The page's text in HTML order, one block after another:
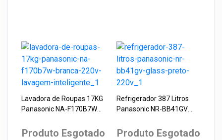
Lavadora de Roupas 17KG
Panasonic NA-F170B7W
Inteligente
Produto Esgotado
Refrigerador 387 Litros
Panasonic NR-BB41GV
Produto Esgotado